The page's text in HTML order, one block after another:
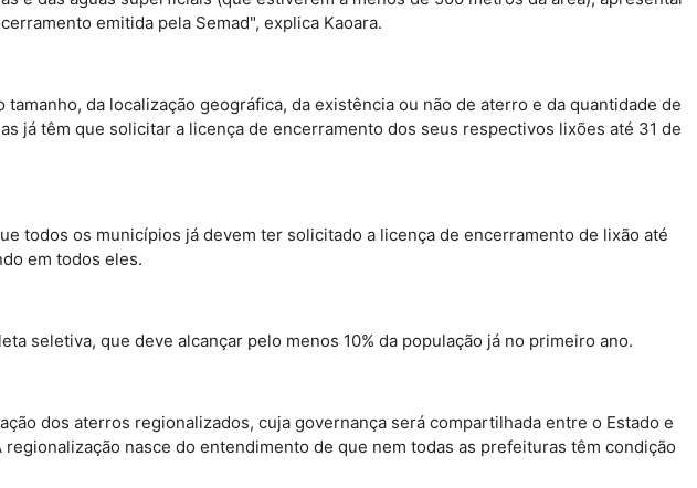
emitida pela Semad", explica Kaoara.
da localização geográfica, da existência ou não de aterro e da quantidade de
já têm que solicitar a licença de encerramento dos seus respectivos lixões até 31 de
todos os municípios já devem ter solicitado a licença de encerramento de lixão até
em todos eles.
seletiva, que deve alcançar pelo menos 10% da população já no primeiro ano.
dos aterros regionalizados, cuja governança será compartilhada entre o Estado e
nasce do entendimento de que nem todas as prefeituras têm condição